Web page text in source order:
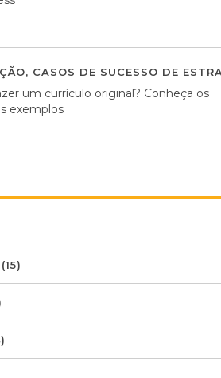
, CASOS DE SUCESSO DE
um currículo original? Conheça os
exemplos
(15)